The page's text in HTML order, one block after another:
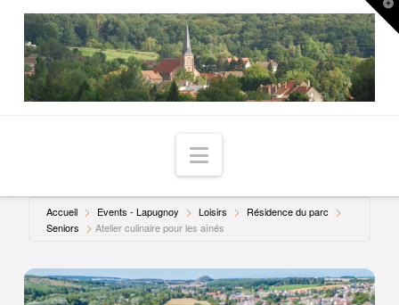
Navigation
Accueil Events - Lapugnoy Loisirs
Résidence du parc
Seniors
Atelier culinaire pour les aînés